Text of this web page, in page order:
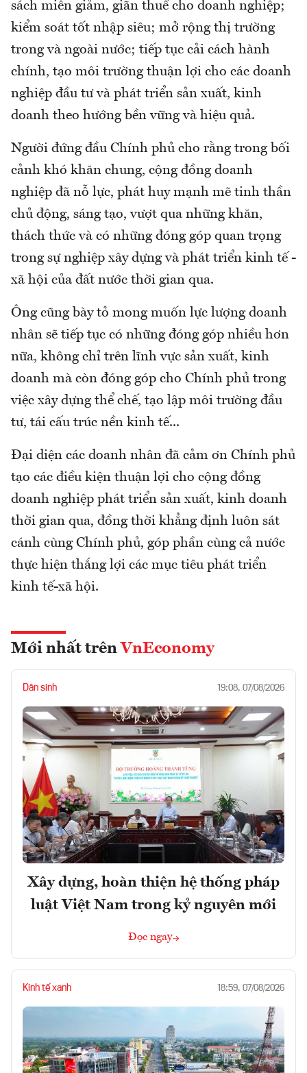
sách miễn giảm, giãn thuế cho doanh nghiệp;
kiểm soát tốt nhập siêu; mở rộng thị trường
trong và ngoài nước; tiếp tục cải cách hành
chính, tạo môi trường thuận lợi cho các doanh
nghiệp đầu tư và phát triển sản xuất, kinh
doanh theo hướng bền vững và hiệu quả.
Người đứng đầu Chính phủ cho rằng trong bối
cảnh khó khăn chung, cộng đồng doanh
nghiệp đã nỗ lực, phát huy mạnh mẽ tinh thần
chủ động, sáng tạo, vượt qua những khăn,
thách thức và có những đóng góp quan trọng
trong sự nghiệp xây dựng và phát triển kinh tế -
xã hội của đất nước thời gian qua.
Ông cũng bày tỏ mong muốn lực lượng doanh
nhân sẽ tiếp tục có những đóng góp nhiều hơn
nữa, không chỉ trên lĩnh vực sản xuất, kinh
doanh mà còn đóng góp cho Chính phủ trong
việc xây dựng thể chế, tạo lập môi trường đầu
tư, tái cấu trúc nền kinh tế...
Đại diện các doanh nhân đã cảm ơn Chính phủ
tạo các điều kiện thuận lợi cho cộng đồng
doanh nghiệp phát triển sản xuất, kinh doanh
thời gian qua, đồng thời khẳng định luôn sát
cánh cùng Chính phủ, góp phần cùng cả nước
thực hiện thắng lợi các mục tiêu phát triển
kinh tế-xã hội.
Mới nhất trên VnEconomy
Dân sinh 19:08, 07/08/2026
Xây dựng, hoàn thiện hệ thống pháp
luật Việt Nam trong kỷ nguyên mới
Đọc ngay
Kinh tế xanh 18:59, 07/08/2026